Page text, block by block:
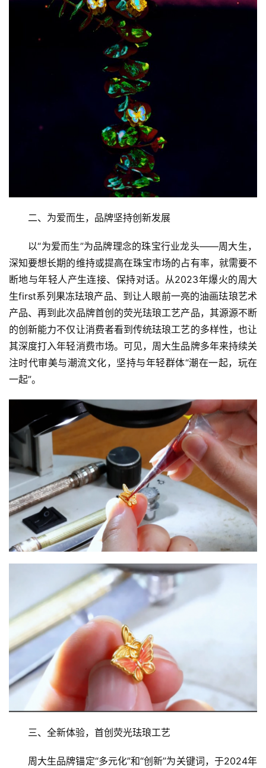
二、为爱而生，品牌坚持创新发展
以“为爱而生”为品牌理念的珠宝行业龙头——周大生，
深知要想长期的维持或提高在珠宝市场的占有率，就需要不
断地与年轻人产生连接、保持对话。从2023年爆火的周大
生first系列果冻珐琅产品、到让人眼前一亮的油画珐琅艺术
产品、再到此次品牌首创的荧光珐琅工艺产品，其源源不断
的创新能力不仅让消费者看到传统珐琅工艺的多样性，也让
其深度打入年轻消费市场。可见，周大生品牌多年来持续关
注时代审美与潮流文化，坚持与年轻群体“潮在一起，玩在
一起”。
三、全新体验，首创荧光珐琅工艺
周大生品牌锚定“多元化”和“创新”为关键词，于2024年